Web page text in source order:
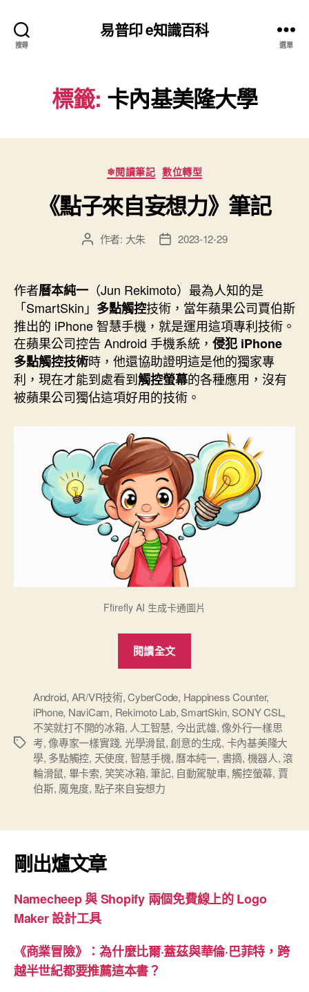
搜尋
易普印 e知識百科
選單
標籤: 卡內基美隆大學
分
類
❄閱讀筆記 數位轉型
《點子來自妄想力》筆記
文
者
作者: 大朱
文
佈
日
期
2023-12-29
作者曆本純一 （Jun Rekimoto）最為人知的是
「SmartSkin」 多點觸控技術，當年蘋果公司賈伯斯
推出的 iPhone 智慧手機，就是運用這項專利技術。
在蘋果公司控告 Android 手機系統， 侵犯 iPhone
多點觸控技術時，他還協助證明這是他的獨家專
利，現在才能到處看到觸控螢幕的各種應用，沒有
被蘋果公司獨佔這項好用的技術。
Ffirefly AI 生成卡通圖片
閱讀全文
自
妄
想
力》
筆
標
Android, AR/VR技術,CyberCode, Happiness Counter,
iPhone, NaviCam, Rekimoto Lab,SmartSkin,SONY CSL,
不笑就打不開的冰箱, 人工智慧, 今出武雄,像外行一樣思
考,像專家一樣實踐, 光學滑鼠,創意的生成, 卡內基美隆大
學, 多點觸控, 天使度, 智慧手機, 曆本純一, 書摘, 機器人,滾
輪滑鼠, 畢卡索, 笑笑冰箱,筆記, 自動駕駛車,觸控螢幕, 賈
伯斯, 魔鬼度, 點子來自妄想力
剛出爐文章
Namecheep 與 Shopify 兩個免費線上的 Logo
Maker 設計工具
《商業冒險》：為什麼比爾·蓋茲與華倫·巴菲特，跨
越半世紀都要推薦這本書？